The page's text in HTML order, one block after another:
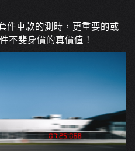
車款的測時，更重要的或
不斐身價的真價值！